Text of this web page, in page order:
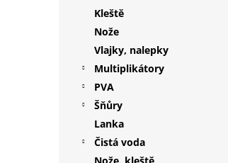
Kleště
Nože
Vlajky, nalepky
Multiplikátory
PVA
Šňůry
Lanka
Čistá voda